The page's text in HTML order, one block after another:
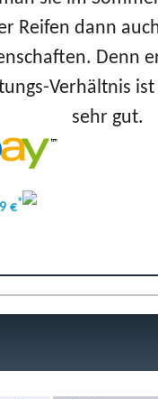
Reifen dann
Denn
Verhältnis ist
sehr gut.
€*